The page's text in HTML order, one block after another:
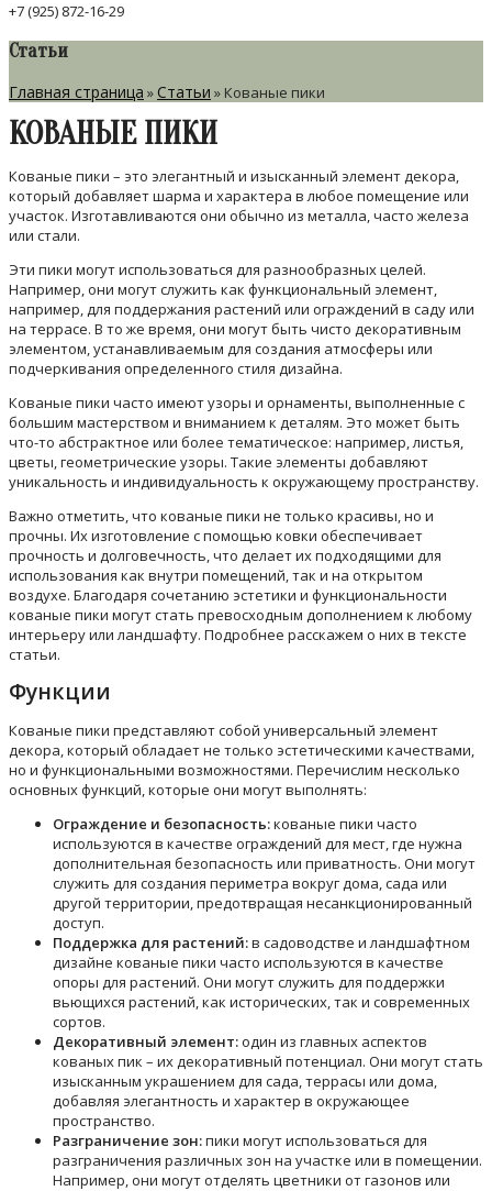
+7 (925) 872-16-29
Статьи
Главная страница »Статьи » Кованые пики
КОВАНЫЕ ПИКИ
Кованые пики – это элегантный и изысканный элемент декора,
который добавляет шарма и характера в любое помещение или
участок. Изготавливаются они обычно из металла, часто железа
или стали.
Эти пики могут использоваться для разнообразных целей.
Например, они могут служить как функциональный элемент,
например, для поддержания растений или ограждений в саду или
на террасе. В то же время, они могут быть чисто декоративным
элементом, устанавливаемым для создания атмосферы или
подчеркивания определенного стиля дизайна.
Кованые пики часто имеют узоры и орнаменты, выполненные с
большим мастерством и вниманием к деталям. Это может быть
что-то абстрактное или более тематическое: например, листья,
цветы, геометрические узоры. Такие элементы добавляют
уникальность и индивидуальность к окружающему пространству.
Важно отметить, что кованые пики не только красивы, но и
прочны. Их изготовление с помощью ковки обеспечивает
прочность и долговечность, что делает их подходящими для
использования как внутри помещений, так и на открытом
воздухе. Благодаря сочетанию эстетики и функциональности
кованые пики могут стать превосходным дополнением к любому
интерьеру или ландшафту. Подробнее расскажем о них в тексте
статьи.
Функции
Кованые пики представляют собой универсальный элемент
декора, который обладает не только эстетическими качествами,
но и функциональными возможностями. Перечислим несколько
основных функций, которые они могут выполнять:
Ограждение и безопасность:кованые пики часто
используются в качестве ограждений для мест, где нужна
дополнительная безопасность или приватность. Они могут
служить для создания периметра вокруг дома, сада или
другой территории, предотвращая несанкционированный
доступ.
Поддержка для растений:в садоводстве и ландшафтном
дизайне кованые пики часто используются в качестве
опоры для растений. Они могут служить для поддержки
вьющихся растений, как исторических, так и современных
сортов.
Декоративный элемент:один из главных аспектов
кованых пик – их декоративный потенциал. Они могут стать
изысканным украшением для сада, террасы или дома,
добавляя элегантность и характер в окружающее
пространство.
Разграничение зон:пики могут использоваться для
разграничения различных зон на участке или в помещении.
Например, они могут отделять цветники от газонов или